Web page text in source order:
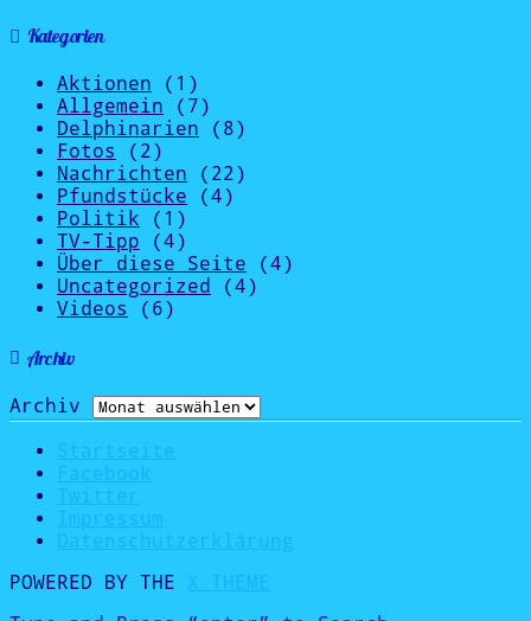
Kategorien
Aktionen (1)
Allgemein (7)
Delphinarien (8)
Fotos
(2)
Nachrichten (22)
Pfundstücke (4)
Politik (1)
TV-Tipp (4)
Über diese Seite (4)
Uncategorized
(4)
Videos
(6)
Archiv
Archiv
POWERED BY THE